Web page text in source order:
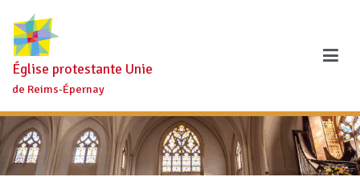
contenu
Église protestante Unie
de Reims-Épernay